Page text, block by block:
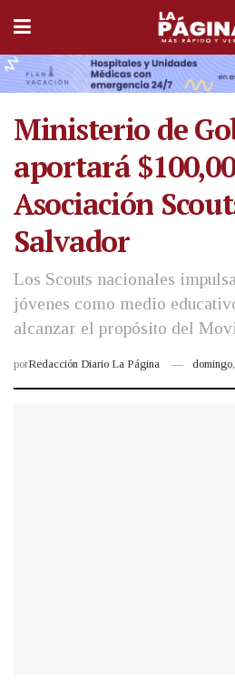
Ministerio de
aportará
Asociación
Salvador
Los Scouts nacionales
jóvenes como medio
alcanzar el propósito del
porRedacción Diario La Página